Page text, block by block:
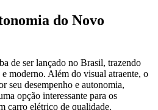
do Novo
de ser lançado no Brasil, trazendo
moderno. Além do visual atraente, o
seu desempenho e autonomia,
opção interessante para os
carro elétrico de qualidade.